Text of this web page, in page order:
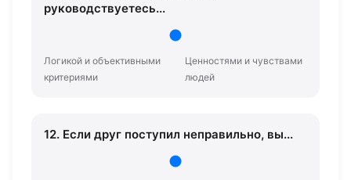
руководствуетесь...
Логикой и объективными
критериями
Ценностями и чувствами
людей
12. Если друг поступил неправильно, вы...